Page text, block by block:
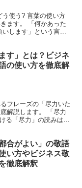
う使う? 言葉の使い方
ます。 「何かあった
します」という言葉
す」とは？ビジネ
の使い方を徹底解
フレーズの「尽力いた
解説します。 「尽力
る「尽力」の読みは
合がよい」の敬語
い方やビジネス敬
徹底解釈